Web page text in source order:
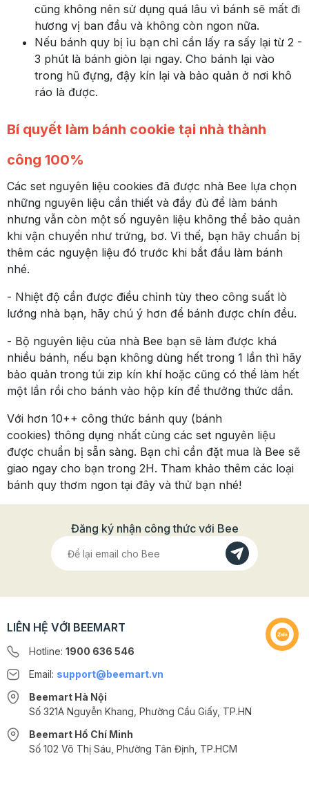
cũng không nên sử dụng quá lâu vì bánh sẽ mất đi
hương vị ban đầu và không còn ngon nữa.
Nếu bánh quy bị ỉu bạn chỉ cần lấy ra sấy lại từ 2 -
3 phút là bánh giòn lại ngay. Cho bánh lại vào
trong hũ đựng, đậy kín lại và bảo quản ở nơi khô
ráo là được.
Bí quyết làm bánh cookie tại nhà thành
công 100%
Các set nguyên liệu cookies đã được nhà Bee lựa chọn
những nguyên liệu cần thiết và đầy đủ để làm bánh
nhưng vẫn còn một số nguyên liệu không thể bảo quản
khi vận chuyển như trứng, bơ. Vì thế, bạn hãy chuẩn bị
thêm các nguyện liệu đó trước khi bắt đầu làm bánh
nhé.
- Nhiệt độ cần được điều chỉnh tùy theo công suất lò
lướng nhà bạn, hãy chú ý hơn để bánh được chín đều.
- Bộ nguyên liệu của nhà Bee bạn sẽ làm được khá
nhiều bánh, nếu bạn không dùng hết trong 1 lần thì hãy
bảo quản trong túi zip kín khí hoặc cũng có thể làm hết
một lần rồi cho bánh vào hộp kín để thưởng thức dần.
Với hơn 10++ công thức bánh quy (bánh
cookies) thông dụng nhất cùng các set nguyên liệu
được chuẩn bị sẵn sàng. Bạn chỉ cần đặt mua là Bee sẽ
giao ngay cho bạn trong 2H. Tham khảo thêm các loại
bánh quy thơm ngon tại đây và thử bạn nhé!
Đăng ký nhận công thức với Bee
LIÊN HỆ VỚI BEEMART
Hotline: 1900 636 546
Email: support@beemart.vn
Beemart Hà Nội
Số 321A Nguyễn Khang, Phường Cầu Giấy, TP.HN
Beemart Hồ Chí Minh
Số 102 Võ Thị Sáu, Phường Tân Định, TP.HCM